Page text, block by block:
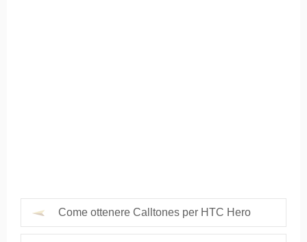
Come ottenere Calltones per HTC Hero